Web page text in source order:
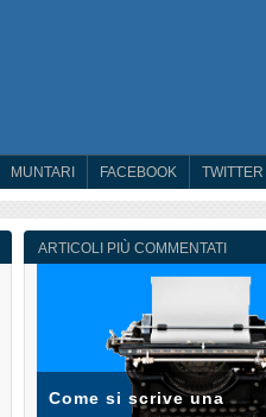
MUNTARI FACEBOOK TWITTER
ARTICOLI PIÙ COMMENTATI
Come si scrive una